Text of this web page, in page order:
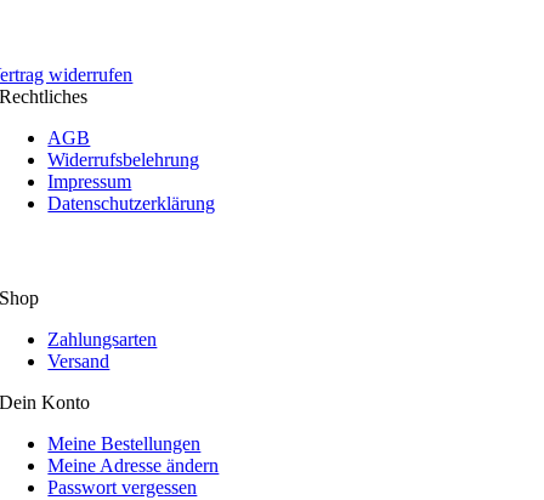
widerrufen
Rechtliches
AGB
Widerrufsbelehrung
Impressum
Datenschutzerklärung
Shop
Zahlungsarten
Versand
Dein Konto
Meine Bestellungen
Meine Adresse ändern
Passwort vergessen